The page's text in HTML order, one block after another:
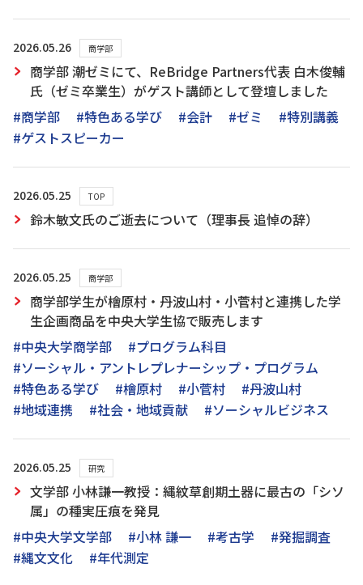
2026.05.26 商学部
商学部 潮ゼミにて、ReBridge Partners代表 白木俊輔
氏（ゼミ卒業生）がゲスト講師として登壇しました
#商学部
#特色ある学び #会計 #ゼミ
#特別講義
#ゲストスピーカー
2026.05.25 TOP
鈴木敏文氏のご逝去について（理事長 追悼の辞）
2026.05.25 商学部
商学部学生が檜原村・丹波山村・小菅村と連携した学
生企画商品を中央大学生協で販売します
#中央大学商学部
#プログラム科目
#ソーシャル・アントレプレナーシップ・プログラム
#特色ある学び
#檜原村 #小菅村
#丹波山村
#地域連携
#社会・地域貢献 #ソーシャルビジネス
2026.05.25 研究
文学部 小林謙一教授：縄紋草創期土器に最古の「シソ
属」の種実圧痕を発見
#中央大学文学部
#小林 謙一 #考古学
#発掘調査
#縄文文化
#年代測定